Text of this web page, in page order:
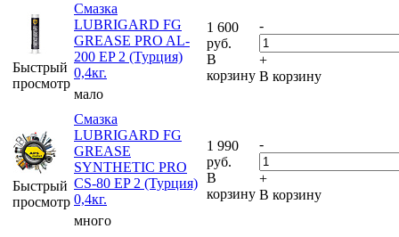
Быстрый
просмотр
Смазка
LUBRIGARD FG
GREASE PRO AL-
200 EP 2 (Турция)
0,4кг.
мало
1 600
руб.
В
корзину
-
+
В корзину
Быстрый
просмотр
Смазка
LUBRIGARD FG
GREASE
SYNTHETIC PRO
CS-80 EP 2 (Турция)
0,4кг.
много
1 990
руб.
В
корзину
-
+
В корзину